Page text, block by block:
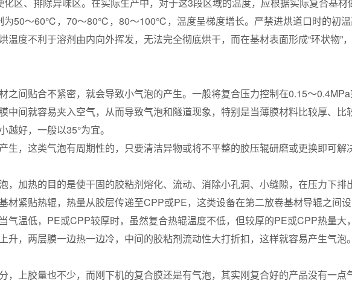
为50～60℃，70～80℃，80～100℃，温度呈梯度增长。严禁进烘道口时的初
温度不利于溶剂由内向外挥发，无法完全彻底烘干，而在基材表面形成“环状物”
之间贴合不紧密，就会导致小气泡的产生。一般将复合压力控制在0.15～0.4MPa
中间就容易夹入空气，从而导致气泡和隧道现象，特别是当薄膜材料比较厚、比
好，一般以35°为宜。
生，这类气泡有周期性的，只要清洁异物或将不平整的胶压辊研磨或更换即可解
，加热的目的是使干固的胶粘剂熔化、流动、消除小孔洞、小缝隙，在压力下排
材紧贴热辊，热量从胶层传递至CPP或PE，这类设备在第二放卷基材导辊之间
气温低，PE或CPP较厚时，虽然复合热辊温度不低，但较厚的PE或CPP热量大
升，两层膜一边热一边冷，中间的胶粘剂流动性大打折扣，这样就容易产生气泡。
，上胶量也不少，而刚下机的复合膜还是有气泡，其实刚复合好的产品没有一点